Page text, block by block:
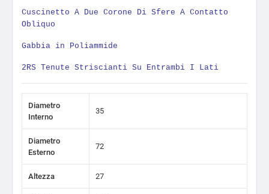
Cuscinetto A Due Corone Di Sfere A Contatto
Obliquo
Gabbia in Poliammide
2RS Tenute Striscianti Su Entrambi I Lati
Diametro
Interno
35
Diametro
Esterno
72
Altezza 27